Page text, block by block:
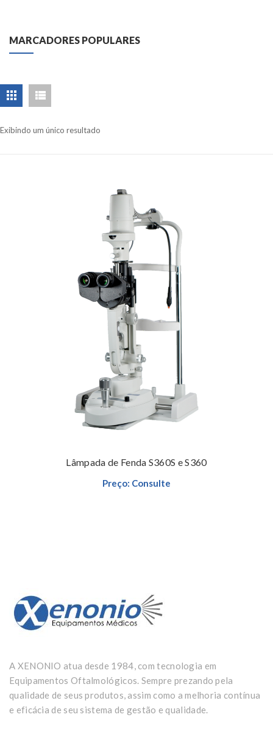
MARCADORES POPULARES
Exibindo um único resultado
Preço: Consulte
Lâmpada de Fenda S360S e S360
Preço: Consulte
A XENONIO atua desde 1984, com tecnologia em
Equipamentos Oftalmológicos. Sempre prezando pela
qualidade de seus produtos, assim como a melhoria contínua
e eficácia de seu sistema de gestão e qualidade.